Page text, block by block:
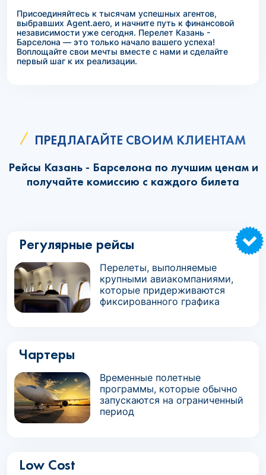
Присоединяйтесь к тысячам успешных агентов,
выбравших Agent.aero, и начните путь к финансовой
независимости уже сегодня. Перелет Казань -
Барселона — это только начало вашего успеха!
Воплощайте свои мечты вместе с нами и сделайте
первый шаг к их реализации.
ПРЕДЛАГАЙТЕ СВОИМ КЛИЕНТАМ
Рейсы Казань - Барселона по лучшим ценам и
получайте комиссию с каждого билета
Регулярные рейсы
Перелеты, выполняемые
крупными авиакомпаниями,
которые придерживаются
фиксированного графика
Чартеры
Временные полетные
программы, которые обычно
запускаются на ограниченный
период
Low Cost